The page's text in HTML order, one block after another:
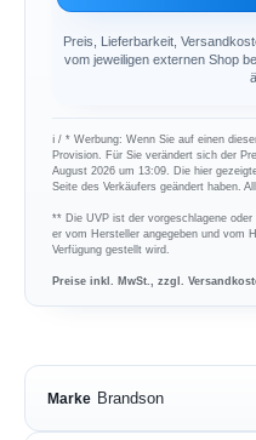
Preis, Lieferbarkeit,
vom jeweiligen externen Shop
ℹ︎ / * Werbung: Wenn Sie auf einen
Provision. Für Sie verändert sich der
August 2026 um 13:09. Die hier
Seite des Verkäufers geändert haben.
** Die UVP ist der vorgeschlagene
er vom Hersteller angegeben und vom
Verfügung gestellt wird.
Preise inkl. MwSt., zzgl.
Marke Brandson